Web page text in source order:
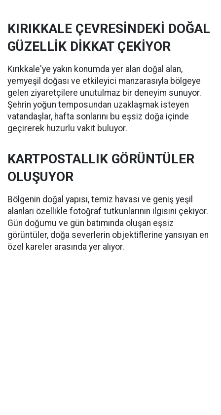
KIRIKKALE ÇEVRESİNDEKİ DOĞAL
GÜZELLİK DİKKAT ÇEKİYOR
Kırıkkale'ye yakın konumda yer alan doğal alan,
yemyeşil doğası ve etkileyici manzarasıyla bölgeye
gelen ziyaretçilere unutulmaz bir deneyim sunuyor.
Şehrin yoğun temposundan uzaklaşmak isteyen
vatandaşlar, hafta sonlarını bu eşsiz doğa içinde
geçirerek huzurlu vakit buluyor.
KARTPOSTALLIK GÖRÜNTÜLER
OLUŞUYOR
Bölgenin doğal yapısı, temiz havası ve geniş yeşil
alanları özellikle fotoğraf tutkunlarının ilgisini çekiyor.
Gün doğumu ve gün batımında oluşan eşsiz
görüntüler, doğa severlerin objektiflerine yansıyan en
özel kareler arasında yer alıyor.